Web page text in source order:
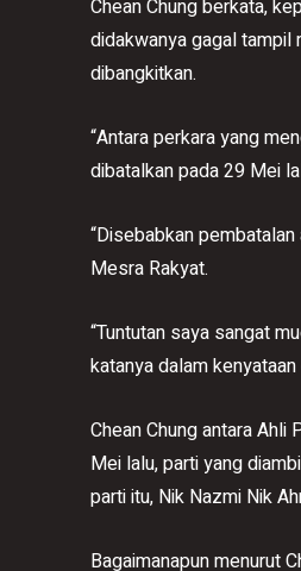
Chean Chung berkata,
didakwanya gagal
dibangkitkan.
“Antara perkara yang
dibatalkan pada 29 Mei
“Disebabkan
Mesra Rakyat.
“Tuntutan saya sangat
katanya dalam
Chean Chung antara
Mei lalu, parti yang
parti itu, Nik Nazmi Nik
Bagaimanapun menurut